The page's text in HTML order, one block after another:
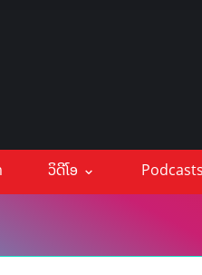
ວິດີໂອ Podcasts